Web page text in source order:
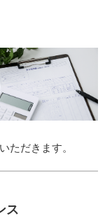
ただきます。
ス